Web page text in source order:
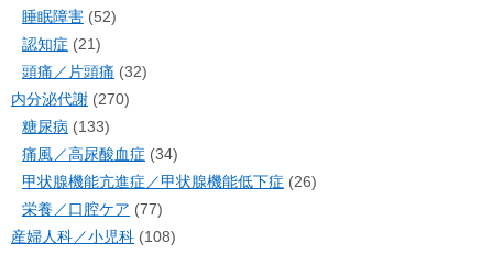
睡眠障害 (52)
認知症 (21)
頭痛／片頭痛 (32)
内分泌代謝 (270)
糖尿病 (133)
痛風／高尿酸血症 (34)
甲状腺機能亢進症／甲状腺機能低下症 (26)
栄養／口腔ケア (77)
産婦人科／小児科 (108)